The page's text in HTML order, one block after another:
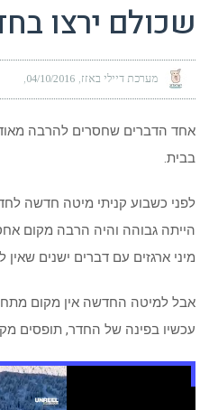
שכולם ירצו
מערכת דיילי באזז 04/10/2016
אחד הדברים שחסרים להרבה
בבית.
לפני כשבוע קניתי מיטה חדשה
הייתה גבוהה והיה הרבה מקום
מיני ארגזים עם דברים ישנים שאין
אבל למיטה החדשה אין מקום
עכשיו בפינה של החדר, תופסים